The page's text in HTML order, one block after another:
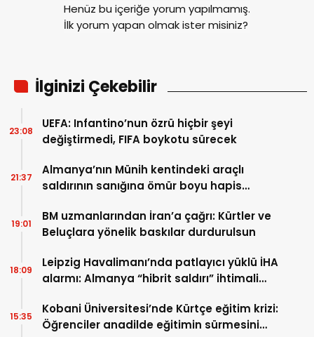
Henüz bu içeriğe yorum yapılmamış.
İlk yorum yapan olmak ister misiniz?
İlginizi Çekebilir
UEFA: Infantino’nun özrü hiçbir şeyi
değiştirmedi, FIFA boykotu sürecek
23:08
Almanya’nın Münih kentindeki araçlı
saldırının sanığına ömür boyu hapis
21:37
BM uzmanlarından İran’a çağrı: Kürtler ve
Beluçlara yönelik baskılar durdurulsun
19:01
Leipzig Havalimanı’nda patlayıcı yüklü İHA
alarmı: Almanya “hibrit saldırı” ihtimali
18:09
Kobani Üniversitesi’nde Kürtçe eğitim krizi:
Öğrenciler anadilde eğitimin sürmesini
15:35